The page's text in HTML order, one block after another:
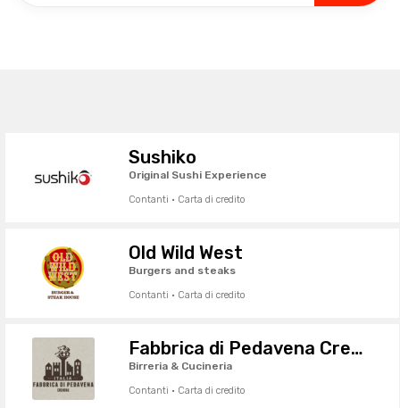
Sushiko
Original Sushi Experience
Contanti · Carta di credito
Old Wild West
Burgers and steaks
Contanti · Carta di credito
Fabbrica di Pedavena Cremona
Birreria & Cucineria
Contanti · Carta di credito